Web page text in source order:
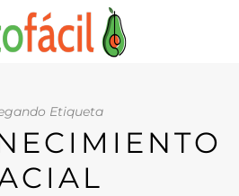
Etiqueta